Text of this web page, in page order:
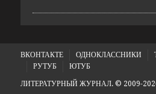
ВКОНТАКТЕ ОДНОКЛАССНИКИ
РУТУБ
ЮТУБ
ЛИТЕРАТУРНЫЙ ЖУРНАЛ. © 2009-